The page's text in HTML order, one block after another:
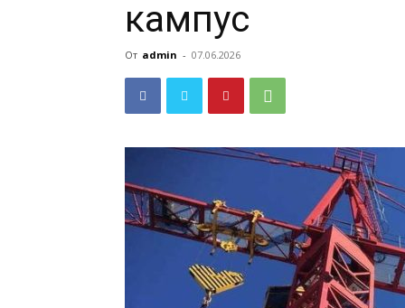
кампус
От admin - 07.06.2026